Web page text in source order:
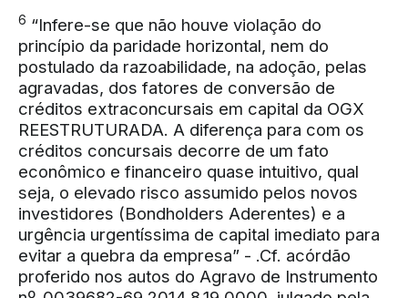
6 “Infere-se que não houve violação do
princípio da paridade horizontal, nem do
postulado da razoabilidade, na adoção, pelas
agravadas, dos fatores de conversão de
créditos extraconcursais em capital da OGX
REESTRUTURADA. A diferença para com os
créditos concursais decorre de um fato
econômico e financeiro quase intuitivo, qual
seja, o elevado risco assumido pelos novos
investidores (Bondholders Aderentes) e a
urgência urgentíssima de capital imediato para
evitar a quebra da empresa” - .Cf. acórdão
proferido nos autos do Agravo de Instrumento